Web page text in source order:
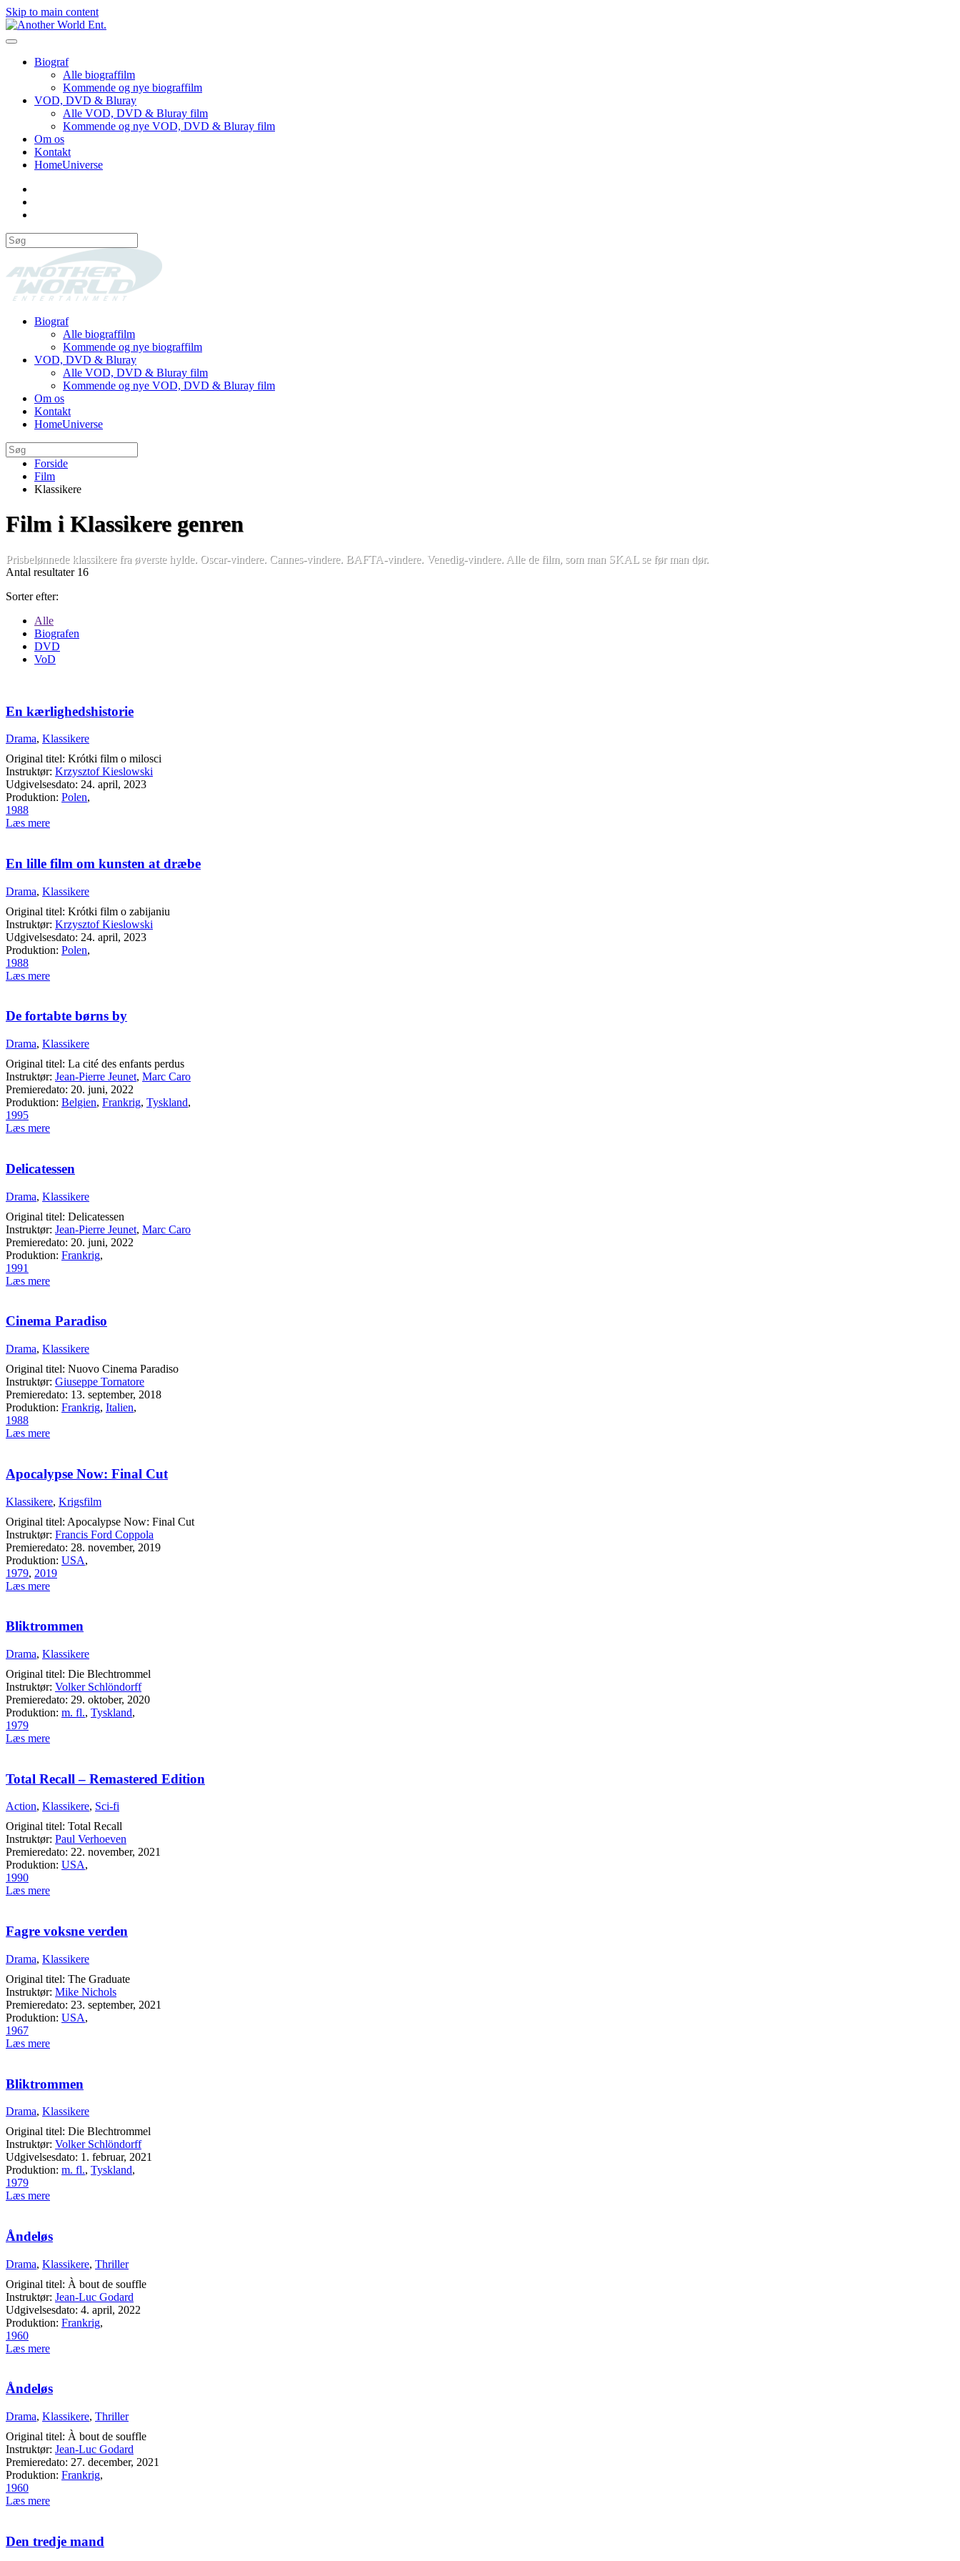
Skip to main content
Biograf
Alle biograffilm
Kommende og nye biograffilm
VOD, DVD & Bluray
Alle VOD, DVD & Bluray film
Kommende og nye VOD, DVD & Bluray film
Om os
Kontakt
HomeUniverse
Biograf
Alle biograffilm
Kommende og nye biograffilm
VOD, DVD & Bluray
Alle VOD, DVD & Bluray film
Kommende og nye VOD, DVD & Bluray film
Om os
Kontakt
HomeUniverse
Forside
Film
Klassikere
Film i Klassikere genren
Prisbelønnede klassikere fra øverste hylde. Oscar-vindere. Cannes-vindere. BAFTA-vindere. Venedig-vindere. Alle de film, som man SKAL se før man dør.
Antal resultater 16
Sorter efter:
Alle
Biografen
DVD
VoD
En kærlighedshistorie
Drama, Klassikere
Original titel: Krótki film o milosci
Instruktør: Krzysztof Kieslowski
Udgivelsesdato: 24. april, 2023
Produktion: Polen,
1988
Læs mere
En lille film om kunsten at dræbe
Drama, Klassikere
Original titel: Krótki film o zabijaniu
Instruktør: Krzysztof Kieslowski
Udgivelsesdato: 24. april, 2023
Produktion: Polen,
1988
Læs mere
De fortabte børns by
Drama, Klassikere
Original titel: La cité des enfants perdus
Instruktør: Jean-Pierre Jeunet, Marc Caro
Premieredato: 20. juni, 2022
Produktion: Belgien, Frankrig, Tyskland,
1995
Læs mere
Delicatessen
Drama, Klassikere
Original titel: Delicatessen
Instruktør: Jean-Pierre Jeunet, Marc Caro
Premieredato: 20. juni, 2022
Produktion: Frankrig,
1991
Læs mere
Cinema Paradiso
Drama, Klassikere
Original titel: Nuovo Cinema Paradiso
Instruktør: Giuseppe Tornatore
Premieredato: 13. september, 2018
Produktion: Frankrig, Italien,
1988
Læs mere
Apocalypse Now: Final Cut
Klassikere, Krigsfilm
Original titel: Apocalypse Now: Final Cut
Instruktør: Francis Ford Coppola
Premieredato: 28. november, 2019
Produktion: USA,
1979, 2019
Læs mere
Bliktrommen
Drama, Klassikere
Original titel: Die Blechtrommel
Instruktør: Volker Schlöndorff
Premieredato: 29. oktober, 2020
Produktion: m. fl., Tyskland,
1979
Læs mere
Total Recall – Remastered Edition
Action, Klassikere, Sci-fi
Original titel: Total Recall
Instruktør: Paul Verhoeven
Premieredato: 22. november, 2021
Produktion: USA,
1990
Læs mere
Fagre voksne verden
Drama, Klassikere
Original titel: The Graduate
Instruktør: Mike Nichols
Premieredato: 23. september, 2021
Produktion: USA,
1967
Læs mere
Bliktrommen
Drama, Klassikere
Original titel: Die Blechtrommel
Instruktør: Volker Schlöndorff
Udgivelsesdato: 1. februar, 2021
Produktion: m. fl., Tyskland,
1979
Læs mere
Åndeløs
Drama, Klassikere, Thriller
Original titel: À bout de souffle
Instruktør: Jean-Luc Godard
Udgivelsesdato: 4. april, 2022
Produktion: Frankrig,
1960
Læs mere
Åndeløs
Drama, Klassikere, Thriller
Original titel: À bout de souffle
Instruktør: Jean-Luc Godard
Premieredato: 27. december, 2021
Produktion: Frankrig,
1960
Læs mere
Den tredje mand